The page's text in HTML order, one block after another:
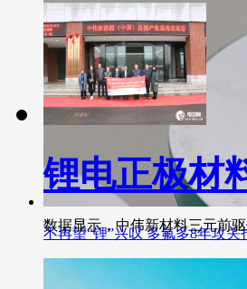
不再望“锂”兴叹 多氟多8年攻关
锂电正极材
数据显示，中伟新材料三元前